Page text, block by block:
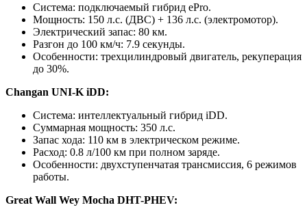
Система: подключаемый гибрид ePro.
Мощность: 150 л.с. (ДВС) + 136 л.с. (электромотор).
Электрический запас: 80 км.
Разгон до 100 км/ч: 7.9 секунды.
Особенности: трехцилиндровый двигатель, рекуперация
до 30%.
Changan UNI-K iDD:
Система: интеллектуальный гибрид iDD.
Суммарная мощность: 350 л.с.
Запас хода: 110 км в электрическом режиме.
Расход: 0.8 л/100 км при полном заряде.
Особенности: двухступенчатая трансмиссия, 6 режимов
работы.
Great Wall Wey Mocha DHT-PHEV: